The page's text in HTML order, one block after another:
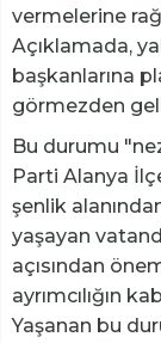
vermelerine
Açıklamada,
başkanlarına
görmezden
Bu durumu
Parti Alanya
şenlik
yaşayan
açısından
ayrımcılığın
Yaşanan bu